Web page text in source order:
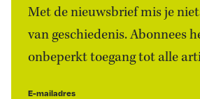
Met de nieuwsbrief mis je
van geschiedenis. Abonnees
onbeperkt toegang tot alle
E-mailadres